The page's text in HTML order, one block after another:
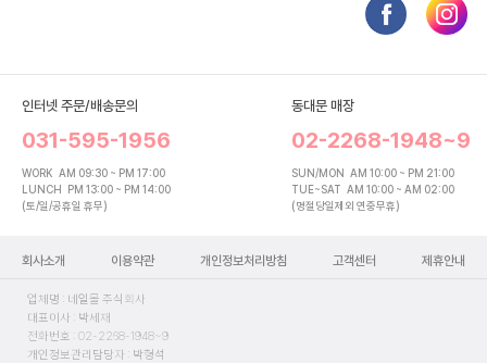
인터넷 주문/배송문의
031-595-1956
WORK AM 09:30 ~ PM 17:00
LUNCH PM 13:00 ~ PM 14:00
(토/일/공휴일 휴무)
동대문 매장
02-2268-1948~9
SUN/MON AM 10:00 ~ PM 21:00
TUE~SAT AM 10:00 ~ AM 02:00
(명절당일제외 연중무휴)
회사소개 이용약관 개인정보처리방침 고객센터 제휴안내
업체명 : 네일몰 주식회사
대표이사 : 박세재
전화번호 : 02-2268-1948~9
개인정보관리담당자 : 박형석